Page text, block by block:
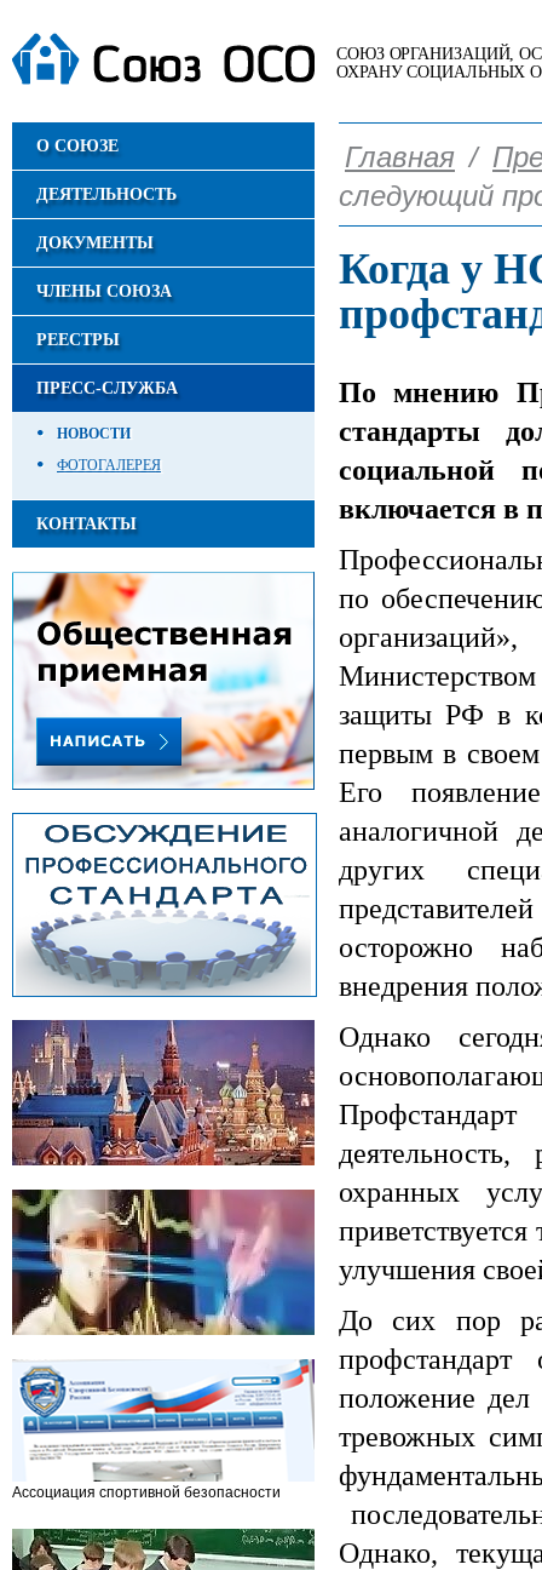
СОЮЗ ОРГАНИЗАЦИЙ,
ОХРАНУ СОЦИАЛЬНЫХ
Главная /
следующий
Когда у
По мнению
стандарты
социальной
включается в
по
защиты РФ в
первым в
Его
аналогичной
других
осторожно
внедрения
Однако
охранных
улучшения
До сих пор
положение
тревожных
Однако,
О СОЮЗЕ
ДЕЯТЕЛЬНОСТЬ
ДОКУМЕНТЫ
ЧЛЕНЫ СОЮЗА
РЕЕСТРЫ
ПРЕСС-СЛУЖБА
НОВОСТИ
ФОТОГАЛЕРЕЯ
КОНТАКТЫ
и противодействия коррупции г. Москвы
Москвы
Ассоциация спортивной безопасности